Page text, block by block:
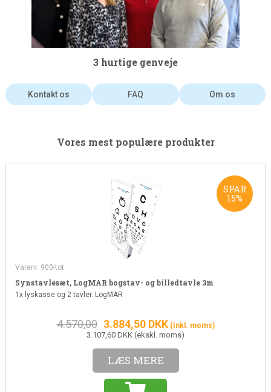
3 hurtige genveje
Kontakt os FAQ Om os
Vores mest populære produkter
SPAR
15%
Varenr. 900-tot
Synstavlesæt, LogMAR bogstav- og billedtavle 3m
1x lyskasse og 2 tavler. LogMAR
4.570,00 3.884,50 DKK(Inkl. moms)
3.107,60 DKK (ekskl. moms)
LÆS MERE